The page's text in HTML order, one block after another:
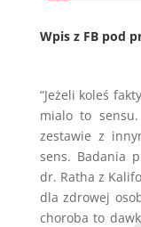
Wpis z FB pod
“Jeżeli koleś
mialo to
zestawie z
sens. Badania
dr. Ratha z
dla zdrowej
choroba to